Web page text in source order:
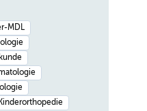
MDL
Kinderorthopedie